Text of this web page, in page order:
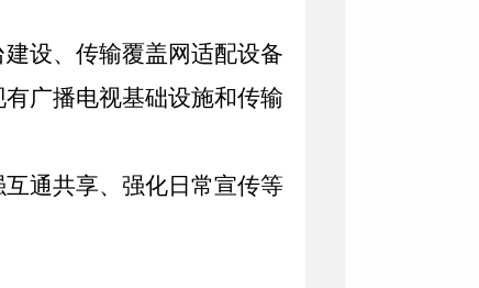
建设、传输覆盖网适配设备
广播电视基础设施和传输
通共享、强化日常宣传等